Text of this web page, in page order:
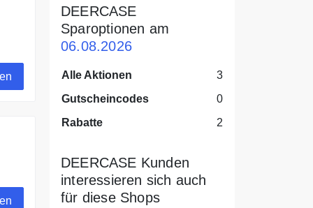
DEERCASE
Sparoptionen am
06.08.2026
Alle Aktionen
3
Gutscheincodes
0
Rabatte
2
DEERCASE Kunden
interessieren sich auch
für diese Shops